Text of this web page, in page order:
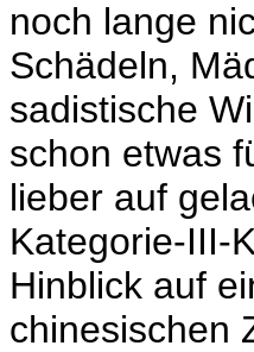
noch lange
Schädeln,
sadistische
schon etwas
lieber auf
Kategorie-III-
Hinblick auf
chinesischen